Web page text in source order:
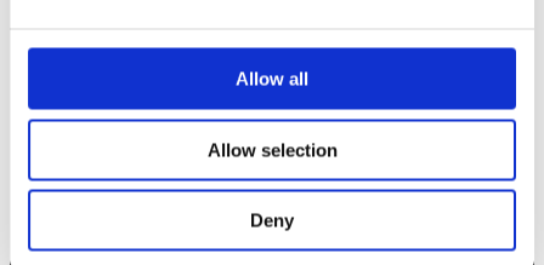
Allow all
Allow selection
Deny
Vaktgatan 17bv
262 22 Ängelholm
info@ff.se